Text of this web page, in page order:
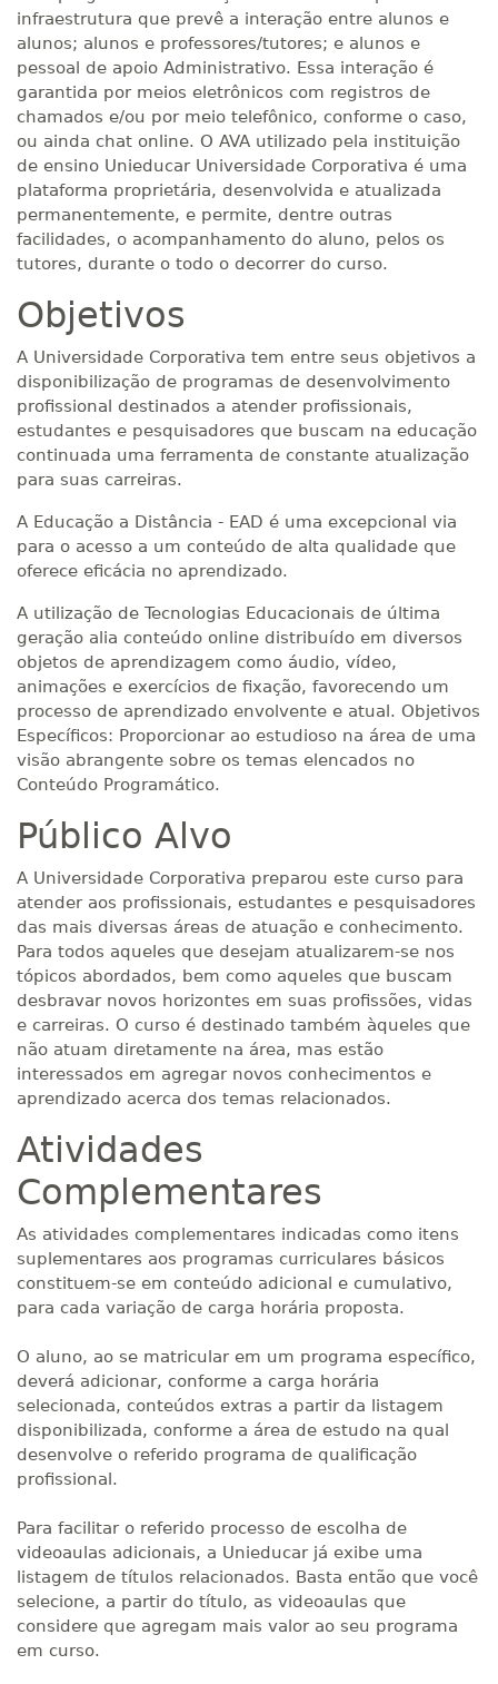
infraestrutura que prevê a interação entre alunos e
alunos; alunos e professores/tutores; e alunos e
pessoal de apoio Administrativo. Essa interação é
garantida por meios eletrônicos com registros de
chamados e/ou por meio telefônico, conforme o caso,
ou ainda chat online. O AVA utilizado pela instituição
de ensino Unieducar Universidade Corporativa é uma
plataforma proprietária, desenvolvida e atualizada
permanentemente, e permite, dentre outras
facilidades, o acompanhamento do aluno, pelos os
tutores, durante o todo o decorrer do curso.
Objetivos
A Universidade Corporativa tem entre seus objetivos a
disponibilização de programas de desenvolvimento
profissional destinados a atender profissionais,
estudantes e pesquisadores que buscam na educação
continuada uma ferramenta de constante atualização
para suas carreiras.
A Educação a Distância - EAD é uma excepcional via
para o acesso a um conteúdo de alta qualidade que
oferece eficácia no aprendizado.
A utilização de Tecnologias Educacionais de última
geração alia conteúdo online distribuído em diversos
objetos de aprendizagem como áudio, vídeo,
animações e exercícios de fixação, favorecendo um
processo de aprendizado envolvente e atual. Objetivos
Específicos: Proporcionar ao estudioso na área de uma
visão abrangente sobre os temas elencados no
Conteúdo Programático.
Público Alvo
A Universidade Corporativa preparou este curso para
atender aos profissionais, estudantes e pesquisadores
das mais diversas áreas de atuação e conhecimento.
Para todos aqueles que desejam atualizarem-se nos
tópicos abordados, bem como aqueles que buscam
desbravar novos horizontes em suas profissões, vidas
e carreiras. O curso é destinado também àqueles que
não atuam diretamente na área, mas estão
interessados em agregar novos conhecimentos e
aprendizado acerca dos temas relacionados.
Atividades
Complementares
As atividades complementares indicadas como itens
suplementares aos programas curriculares básicos
constituem-se em conteúdo adicional e cumulativo,
para cada variação de carga horária proposta.
O aluno, ao se matricular em um programa específico,
deverá adicionar, conforme a carga horária
selecionada, conteúdos extras a partir da listagem
disponibilizada, conforme a área de estudo na qual
desenvolve o referido programa de qualificação
profissional.
Para facilitar o referido processo de escolha de
videoaulas adicionais, a Unieducar já exibe uma
listagem de títulos relacionados. Basta então que você
selecione, a partir do título, as videoaulas que
considere que agregam mais valor ao seu programa
em curso.